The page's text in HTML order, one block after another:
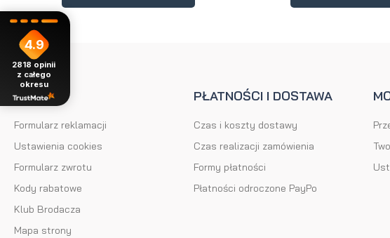
POMOC
Formularz reklamacji
Ustawienia cookies
Formularz zwrotu
Kody rabatowe
Klub Brodacza
Mapa strony
PŁATNOŚCI I DOSTAWA
Czas i koszty dostawy
Czas realizacji zamówienia
Formy płatności
Płatności odroczone PayPo
4.9
2818 opinii
z całego
okresu